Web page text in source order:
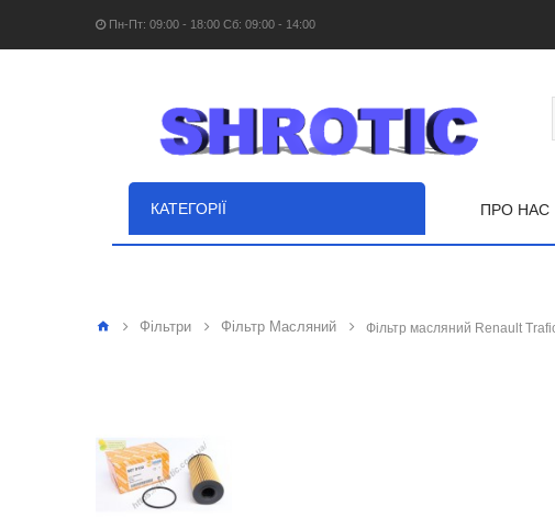
Пн-Пт: 09:00 - 18:00 Сб: 09:00 - 14:00
КАТЕГОРІЇ ПРО НАС
Фільтри Фільтр Масляний Фільтр масляний Renault